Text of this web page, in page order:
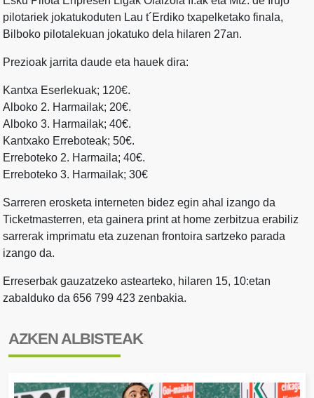
pilotariek jokatukoduten Lau t´Erdiko txapelketako finala,
Bilboko pilotalekuan jokatuko dela hilaren 27an.
Prezioak jarrita daude eta hauek dira:
Kantxa Eserlekuak; 120€.
Alboko 2. Harmailak; 20€.
Alboko 3. Harmailak; 40€.
Kantxako Erreboteak; 50€.
Erreboteko 2. Harmaila; 40€.
Erreboteko 3. Harmailak; 30€
Sarreren erosketa interneten bidez egin ahal izango da
Ticketmasterren, eta gainera print at home zerbitzua erabiliz
sarrerak imprimatu eta zuzenan frontoira sartzeko parada
izango da.
Erreserbak gauzatzeko astearteko, hilaren 15, 10:etan
zabalduko da 656 799 423 zenbakia.
AZKEN ALBISTEAK